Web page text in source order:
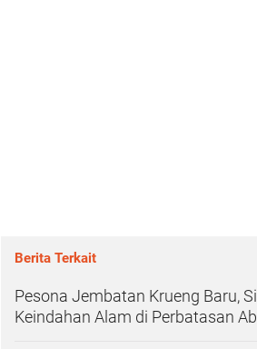
Berita Terkait
Pesona Jembatan Krueng Baru,
Keindahan Alam di Perbatasan